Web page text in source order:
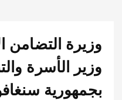
التضامن
الأسرة والتنمية
سنغافورة